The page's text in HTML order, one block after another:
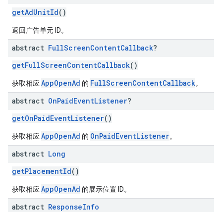
getAdUnitId()
返回广告单元 ID。
abstract FullScreenContentCallback?
getFullScreenContentCallback()
获取相应 AppOpenAd 的 FullScreenContentCallback。
abstract OnPaidEventListener?
getOnPaidEventListener()
获取相应 AppOpenAd 的 OnPaidEventListener。
abstract Long
getPlacementId()
获取相应 AppOpenAd 的展示位置 ID。
abstract ResponseInfo